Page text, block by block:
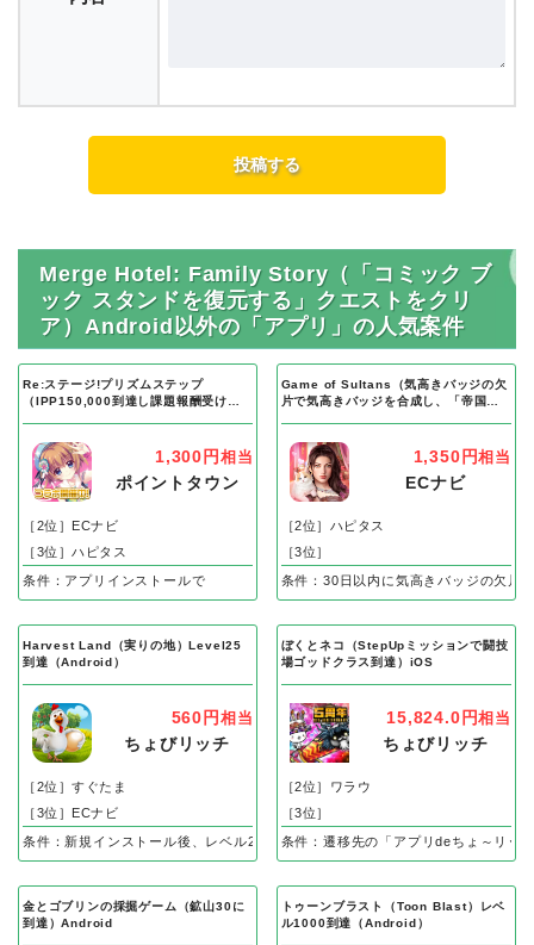
Merge Hotel: Family Story（「コミック ブ
ック スタンドを復元する」クエストをクリ
ア）Android以外の「アプリ」の人気案件
Re:ステージ!プリズムステップ
（IPP150,000到達し課題報酬受け取
1,300円 相当
ポイントタウン
［2位］ECナビ
［3位］ハピタス
条件：アプリインストールで
Game of Sultans（気高きバッジの欠
片で気高きバッジを合成し、「帝国五
1,350円相当
ECナビ
［2位］ハピタス
［3位］
条件：30日以内に気高きバッジの欠片
Harvest Land（実りの地）Level25
到達（Android）
560円 相当
ちょびリッチ
［2位］すぐたま
［3位］ECナビ
条件：新規インストール後、レベル25到達で成果
ぼくとネコ（StepUpミッションで闘技
場ゴッドクラス到達）iOS
15,824.0円相当
ちょびリッチ
［2位］ワラウ
［3位］
条件：遷移先の「アプリdeちょ～リッ
金とゴブリンの採掘ゲーム（鉱山30に
到達）Android
トゥーンブラスト（Toon Blast）レベ
ル1000到達（Android）